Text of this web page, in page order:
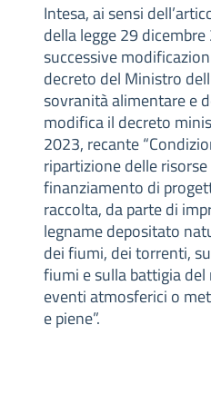
Intesa, ai sensi
della legge 29
successive
decreto del Ministro
sovranità alimentare e
modifica il decreto
2023, recante
ripartizione delle
finanziamento di
raccolta, da parte di
legname depositato
dei fiumi, dei torrenti,
fiumi e sulla battigia
eventi atmosferici o
e piene”.